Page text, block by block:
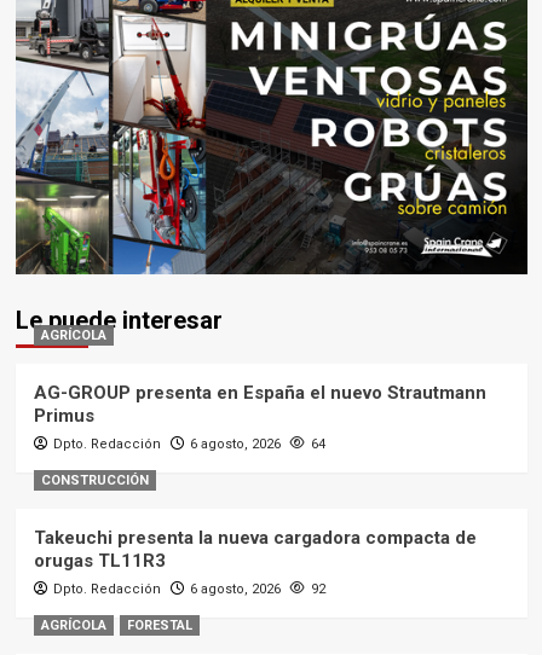
Le puede interesar
AGRÍCOLA
AG-GROUP presenta en España el nuevo Strautmann
Primus
Dpto. Redacción 6 agosto, 2026 64
CONSTRUCCIÓN
Takeuchi presenta la nueva cargadora compacta de
orugas TL11R3
Dpto. Redacción 6 agosto, 2026 92
AGRÍCOLA FORESTAL